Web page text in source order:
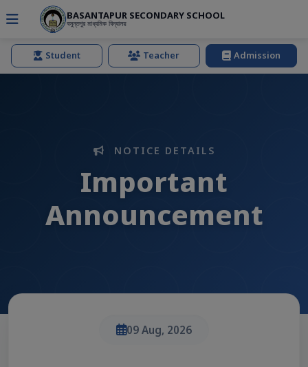
BASANTAPUR SECONDARY SCHOOL
বসুন্তপুর মাধ্যমিক বিদ্যালয়
Student Teacher Admission
NOTICE DETAILS
Important
Announcement
09 Aug, 2026